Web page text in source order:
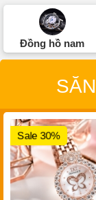
Đồng hồ nam
Sale 30%